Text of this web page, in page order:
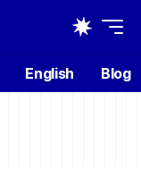
English Blog